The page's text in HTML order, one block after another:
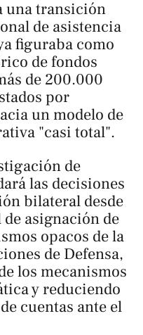
una transición
de asistencia
figuraba como
de fondos
de 200.000
por
un modelo de
"casi total".
de
las decisiones
bilateral desde
asignación de
opacos de la
de Defensa,
los mecanismos
y reduciendo
cuentas ante el